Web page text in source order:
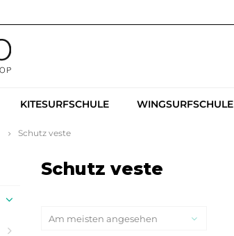
KITESURFSCHULE WINGSURFSCHULE
Schutz veste
Schutz veste
Am meisten angesehen